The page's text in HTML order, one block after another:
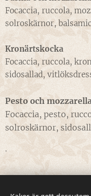
Focaccia, ruccola,
solroskärnor,
Kronärtskocka
Focaccia, ruccola,
sidosallad,
Pesto och mozzarella
Focaccia, pesto,
solroskärnor,
.